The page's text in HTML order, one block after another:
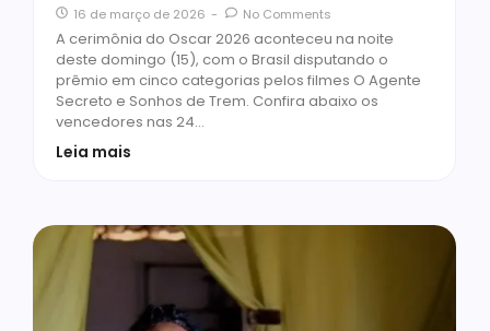
16 de março de 2026 - No Comments
A cerimônia do Oscar 2026 aconteceu na noite
deste domingo (15), com o Brasil disputando o
prêmio em cinco categorias pelos filmes O Agente
Secreto e Sonhos de Trem. Confira abaixo os
vencedores nas 24…
Leia mais